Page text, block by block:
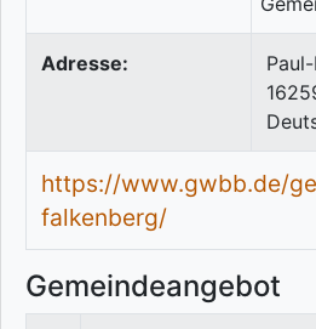
Adresse:
https://www.gwbb.de/
falkenberg/
Gemeindeangebot